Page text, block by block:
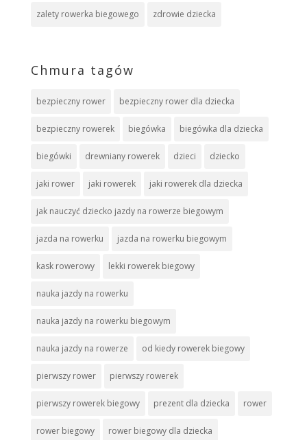
zalety rowerka biegowego zdrowie dziecka
Chmura tagów
bezpieczny rower bezpieczny rower dla dziecka
bezpieczny rowerek biegówka biegówka dla dziecka
biegówki drewniany rowerek dzieci dziecko
jaki rower jaki rowerek jaki rowerek dla dziecka
jak nauczyć dziecko jazdy na rowerze biegowym
jazda na rowerku jazda na rowerku biegowym
kask rowerowy lekki rowerek biegowy
nauka jazdy na rowerku
nauka jazdy na rowerku biegowym
nauka jazdy na rowerze od kiedy rowerek biegowy
pierwszy rower pierwszy rowerek
pierwszy rowerek biegowy prezent dla dziecka rower
rower biegowy rower biegowy dla dziecka